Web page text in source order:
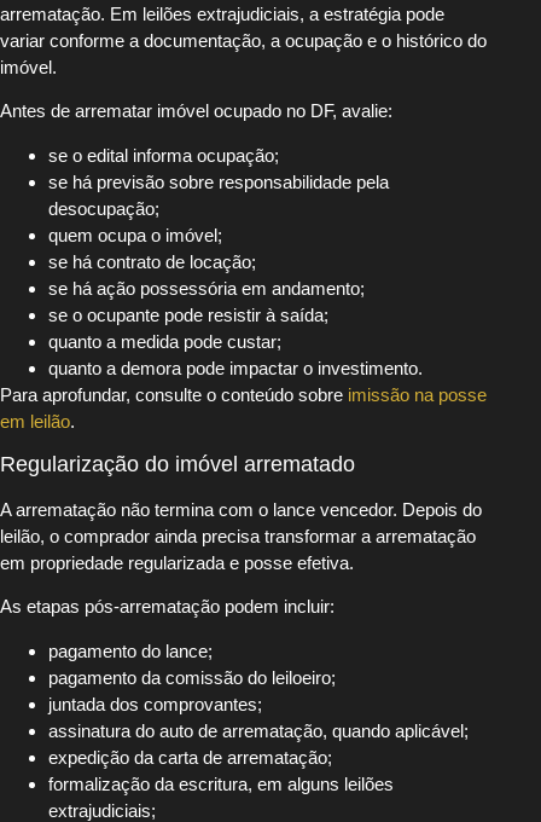
arrematação. Em leilões extrajudiciais, a estratégia pode
variar conforme a documentação, a ocupação e o histórico do
imóvel.
Antes de arrematar imóvel ocupado no DF, avalie:
se o edital informa ocupação;
se há previsão sobre responsabilidade pela
desocupação;
quem ocupa o imóvel;
se há contrato de locação;
se há ação possessória em andamento;
se o ocupante pode resistir à saída;
quanto a medida pode custar;
quanto a demora pode impactar o investimento.
Para aprofundar, consulte o conteúdo sobre imissão na posse
em leilão.
Regularização do imóvel arrematado
A arrematação não termina com o lance vencedor. Depois do
leilão, o comprador ainda precisa transformar a arrematação
em propriedade regularizada e posse efetiva.
As etapas pós-arrematação podem incluir:
pagamento do lance;
pagamento da comissão do leiloeiro;
juntada dos comprovantes;
assinatura do auto de arrematação, quando aplicável;
expedição da carta de arrematação;
formalização da escritura, em alguns leilões
extrajudiciais;